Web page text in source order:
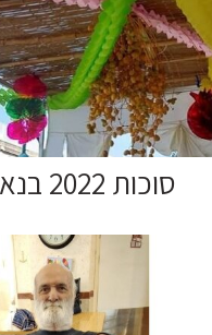
סוכות 2022 בנאות השרון